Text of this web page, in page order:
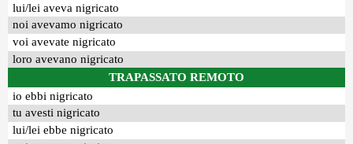
lui/lei aveva nigricato
noi avevamo nigricato
voi avevate nigricato
loro avevano nigricato
TRAPASSATO REMOTO
io ebbi nigricato
tu avesti nigricato
lui/lei ebbe nigricato